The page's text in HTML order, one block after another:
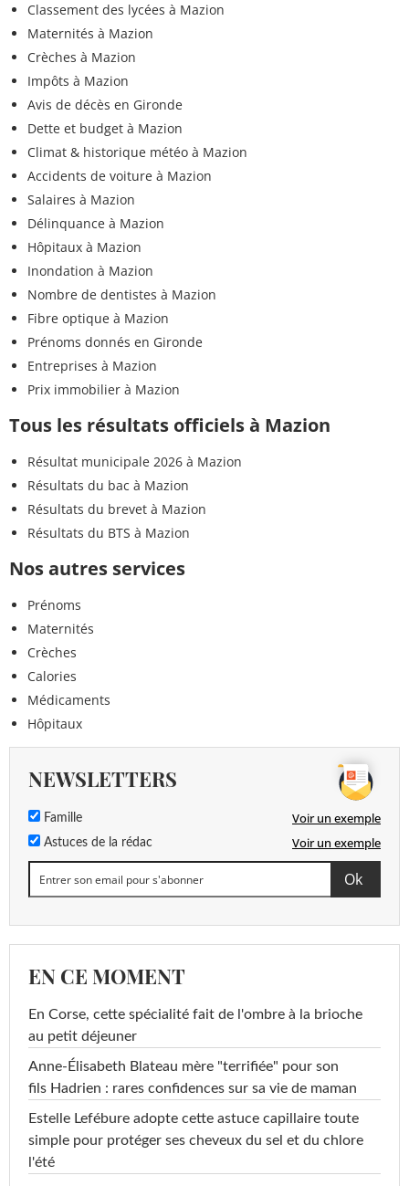
Classement des lycées à Mazion
Maternités à Mazion
Crèches à Mazion
Impôts à Mazion
Avis de décès en Gironde
Dette et budget à Mazion
Climat & historique météo à Mazion
Accidents de voiture à Mazion
Salaires à Mazion
Délinquance à Mazion
Hôpitaux à Mazion
Inondation à Mazion
Nombre de dentistes à Mazion
Fibre optique à Mazion
Prénoms donnés en Gironde
Entreprises à Mazion
Prix immobilier à Mazion
Tous les résultats officiels à Mazion
Résultat municipale 2026 à Mazion
Résultats du bac à Mazion
Résultats du brevet à Mazion
Résultats du BTS à Mazion
Nos autres services
Prénoms
Maternités
Crèches
Calories
Médicaments
Hôpitaux
NEWSLETTERS
Famille Voir un exemple
Astuces de la rédac Voir un exemple
EN CE MOMENT
En Corse, cette spécialité fait de l'ombre à la brioche
au petit déjeuner
Anne-Élisabeth Blateau mère "terrifiée" pour son
fils Hadrien : rares confidences sur sa vie de maman
Estelle Lefébure adopte cette astuce capillaire toute
simple pour protéger ses cheveux du sel et du chlore
l'été